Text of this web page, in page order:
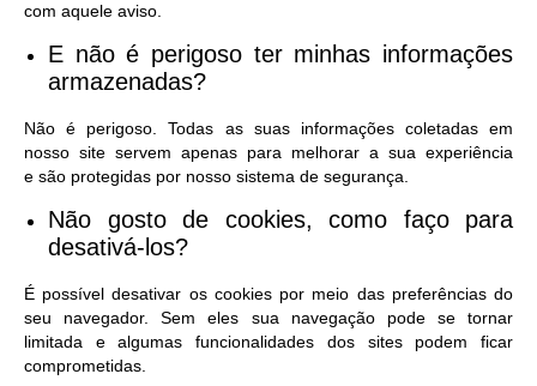
com aquele aviso.
E não é perigoso ter minhas informações
armazenadas?
Não é perigoso. Todas as suas informações coletadas em
nosso site servem apenas para melhorar a sua experiência
e são protegidas por nosso sistema de segurança.
Não gosto de cookies, como faço para
desativá-los?
É possível desativar os cookies por meio das preferências do
seu navegador. Sem eles sua navegação pode se tornar
limitada e algumas funcionalidades dos sites podem ficar
comprometidas.